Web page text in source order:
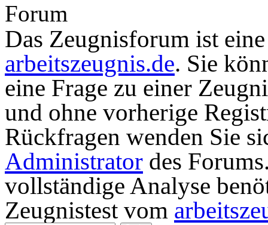
Das Zeugnisforum ist
arbeitszeugnis.de. Sie
eine Frage zu einer
und ohne vorherige
Rückfragen wenden Sie
Administrator des
vollständige Analyse
Zeugnistest vom